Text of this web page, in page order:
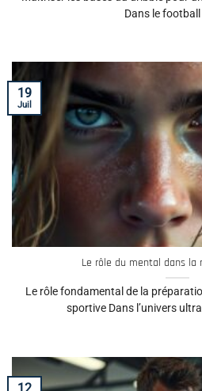
Dans le football
Le rôle du mental dans la
Le rôle fondamental de la
sportive Dans l’univers
19
Juil